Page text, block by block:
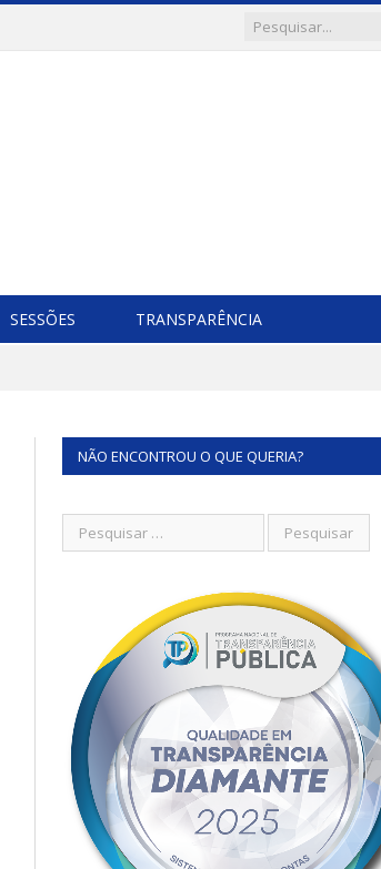
SESSÕES TRANSPARÊNCIA
NÃO ENCONTROU O QUE QUERIA?